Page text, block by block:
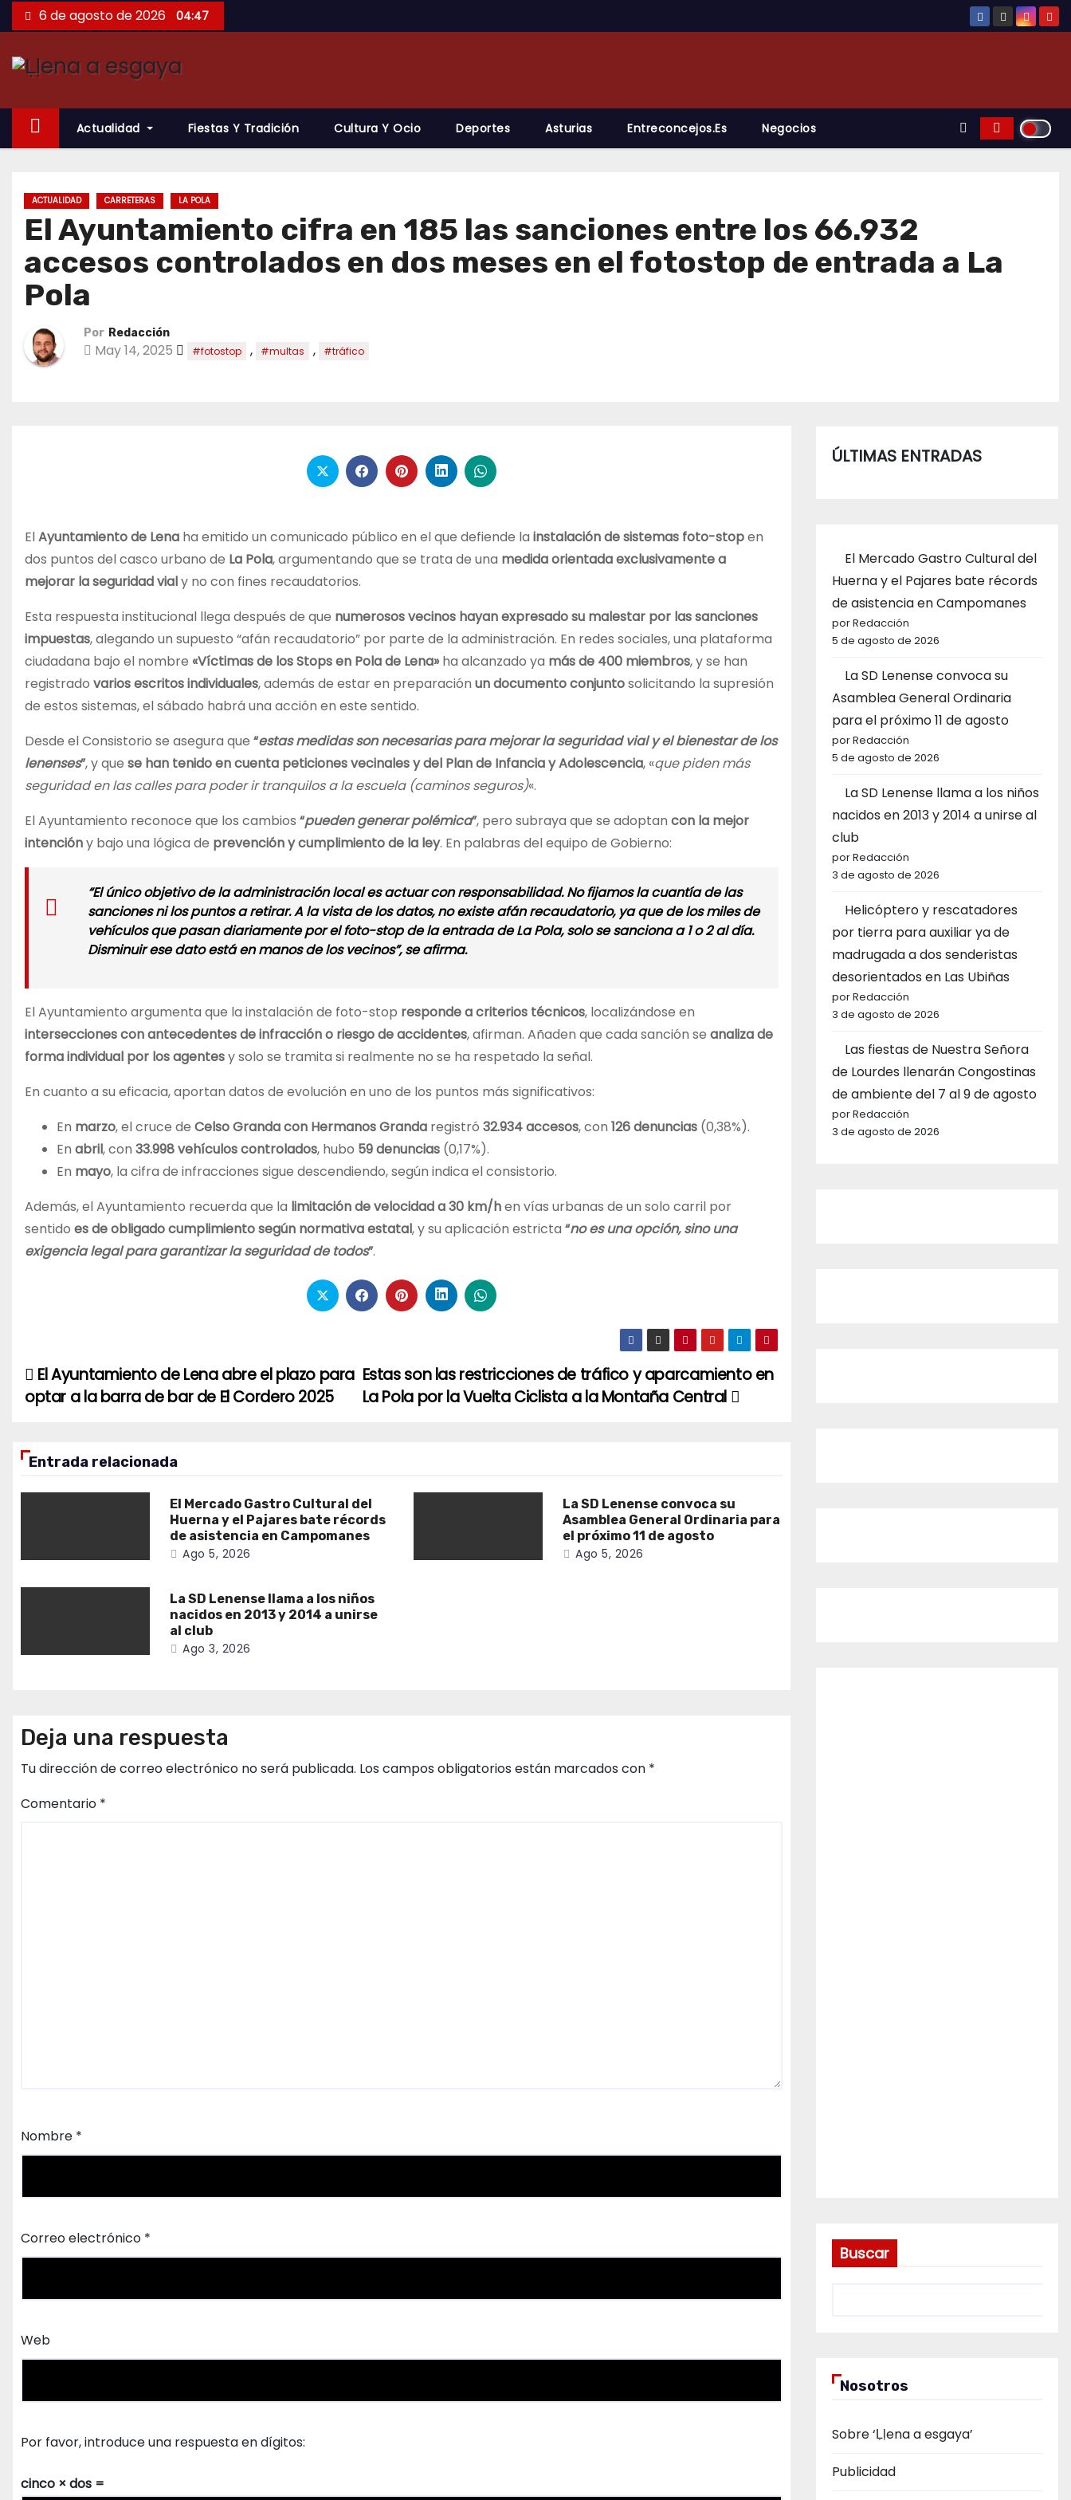
Saltar
al
contenido
6 de agosto de 2026 04:47
Actualidad Fiestas Y Tradición Cultura Y Ocio Deportes Asturias Entreconcejos.es Negocios
ACTUALIDAD CARRETERAS LA POLA
El Ayuntamiento cifra en 185 las sanciones entre los 66.932
accesos controlados en dos meses en el fotostop de entrada a La
Pola
Por Redacción
May 14, 2025 #fotostop , #multas , #tráfico
ElAyuntamiento de Lena ha emitido un comunicado público en el que defiende la instalación de sistemas foto-stopen
dos puntos del casco urbano de La Pola, argumentando que se trata de una medida orientada exclusivamente a
mejorar la seguridad vialy no con fines recaudatorios.
Esta respuesta institucional llega después de que numerosos vecinos hayan expresado su malestar por las sanciones
impuestas, alegando un supuesto “afán recaudatorio” por parte de la administración. En redes sociales, una plataforma
ciudadana bajo el nombre «Víctimas de los Stops en Pola de Lena»ha alcanzado ya más de 400 miembros, y se han
registrado varios escritos individuales, además de estar en preparación un documento conjuntosolicitando la supresión
de estos sistemas, el sábado habrá una acción en este sentido.
Desde el Consistorio se asegura que “estas medidas son necesarias para mejorar la seguridad vial y el bienestar de los
lenenses”, y que se han tenido en cuenta peticiones vecinales y del Plan de Infancia y Adolescencia, «que piden más
seguridad en las calles para poder ir tranquilos a la escuela (caminos seguros)«.
El Ayuntamiento reconoce que los cambios “pueden generar polémica”, pero subraya que se adoptan con la mejor
intencióny bajo una lógica de prevención y cumplimiento de la ley. En palabras del equipo de Gobierno:
“El único objetivo de la administración local es actuar con responsabilidad. No fijamos la cuantía de las
sanciones ni los puntos a retirar. A la vista de los datos, no existe afán recaudatorio, ya que de los miles de
vehículos que pasan diariamente por el foto-stop de la entrada de La Pola, solo se sanciona a 1 o 2 al día.
Disminuir ese dato está en manos de los vecinos”, se afirma.
El Ayuntamiento argumenta que la instalación de foto-stop responde a criterios técnicos, localizándose en
intersecciones con antecedentes de infracción o riesgo de accidentes, afirman. Añaden que cada sanción se analiza de
forma individual por los agentesy solo se tramita si realmente no se ha respetado la señal.
En cuanto a su eficacia, aportan datos de evolución en uno de los puntos más significativos:
En marzo, el cruce de Celso Granda con Hermanos Granda registró 32.934 accesos, con 126 denuncias (0,38%).
En abril, con 33.998 vehículos controlados, hubo 59 denuncias (0,17%).
En mayo, la cifra de infracciones sigue descendiendo, según indica el consistorio.
Además, el Ayuntamiento recuerda que la limitación de velocidad a 30 km/hen vías urbanas de un solo carril por
sentido es de obligado cumplimiento según normativa estatal, y su aplicación estricta “no es una opción, sino una
exigencia legal para garantizar la seguridad de todos”.
Navegación
de
entradas
Estas son las restricciones de tráfico y aparcamiento en
La Pola por la Vuelta Ciclista a la Montaña Central
El Ayuntamiento de Lena abre el plazo para
optar a la barra de bar de El Cordero 2025
Entrada relacionada
El Mercado Gastro Cultural del
Huerna y el Pajares bate récords
de asistencia en Campomanes
Ago 5, 2026
La SD Lenense convoca su
Asamblea General Ordinaria para
el próximo 11 de agosto
Ago 5, 2026
La SD Lenense llama a los niños
nacidos en 2013 y 2014 a unirse
al club
Ago 3, 2026
Deja una respuesta
Tu dirección de correo electrónico no será publicada. Los campos obligatorios están marcados con *
Comentario *
Nombre *
Correo electrónico *
Web
Por favor, introduce una respuesta en dígitos:
cinco × dos =
ÚLTIMAS ENTRADAS
El Mercado Gastro Cultural del
Huerna y el Pajares bate récords
de asistencia en Campomanes
por Redacción
5 de agosto de 2026
La SD Lenense convoca su
Asamblea General Ordinaria
para el próximo 11 de agosto
por Redacción
5 de agosto de 2026
La SD Lenense llama a los niños
nacidos en 2013 y 2014 a unirse al
club
por Redacción
3 de agosto de 2026
Helicóptero y rescatadores
por tierra para auxiliar ya de
madrugada a dos senderistas
desorientados en Las Ubiñas
por Redacción
3 de agosto de 2026
Las fiestas de Nuestra Señora
de Lourdes llenarán Congostinas
de ambiente del 7 al 9 de agosto
por Redacción
3 de agosto de 2026
Buscar
Nosotros
Sobre ‘Ḷḷena a esgaya’
Publicidad